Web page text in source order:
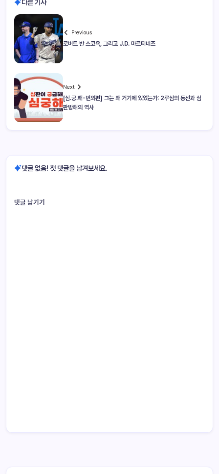
다른 기사
Previous
로버트 반 스코욕, 그리고 J.D. 마르티네즈
Next
[심.궁.해-번외편] 그는 왜 거기에 있었는가: 2루심의 동선과 심
판방해의 역사
댓글 없음! 첫 댓글을 남겨보세요.
댓글 남기기